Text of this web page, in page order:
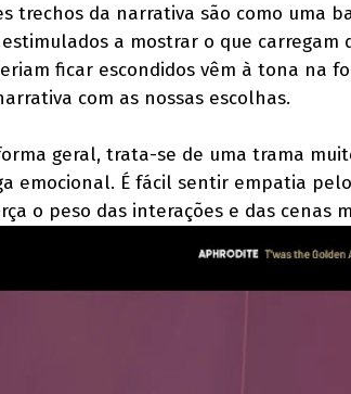
trechos da narrativa são como uma
a mostrar o que
ficar escondidos vêm à tona na
com as nossas escolhas.
geral, trata-se de uma trama
emocional. É fácil sentir empatia
o peso das interações e das cenas